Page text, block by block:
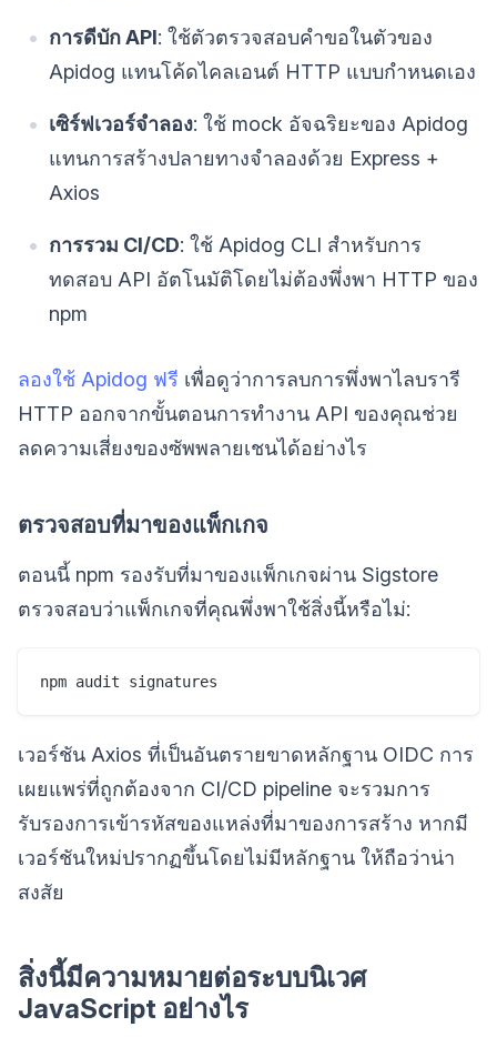
การดีบัก API: ใช้ตัวตรวจสอบคำขอในตัวของ
Apidog แทนโค้ดไคลเอนต์ HTTP แบบกำหนดเอง
เซิร์ฟเวอร์จำลอง: ใช้ mock อัจฉริยะของ Apidog
แทนการสร้างปลายทางจำลองด้วย Express +
Axios
การรวม CI/CD: ใช้ Apidog CLI สำหรับการ
ทดสอบ API อัตโนมัติโดยไม่ต้องพึ่งพา HTTP ของ
npm
ลองใช้ Apidog ฟรี เพื่อดูว่าการลบการพึ่งพาไลบรารี
HTTP ออกจากขั้นตอนการทำงาน API ของคุณช่วย
ลดความเสี่ยงของซัพพลายเชนได้อย่างไร
ตรวจสอบที่มาของแพ็กเกจ
ตอนนี้ npm รองรับที่มาของแพ็กเกจผ่าน Sigstore
ตรวจสอบว่าแพ็กเกจที่คุณพึ่งพาใช้สิ่งนี้หรือไม่:
เวอร์ชัน Axios ที่เป็นอันตรายขาดหลักฐาน OIDC การ
เผยแพร่ที่ถูกต้องจาก CI/CD pipeline จะรวมการ
รับรองการเข้ารหัสของแหล่งที่มาของการสร้าง หากมี
เวอร์ชันใหม่ปรากฏขึ้นโดยไม่มีหลักฐาน ให้ถือว่าน่า
สงสัย
สิ่งนี้มีความหมายต่อระบบนิเวศ
JavaScript อย่างไร